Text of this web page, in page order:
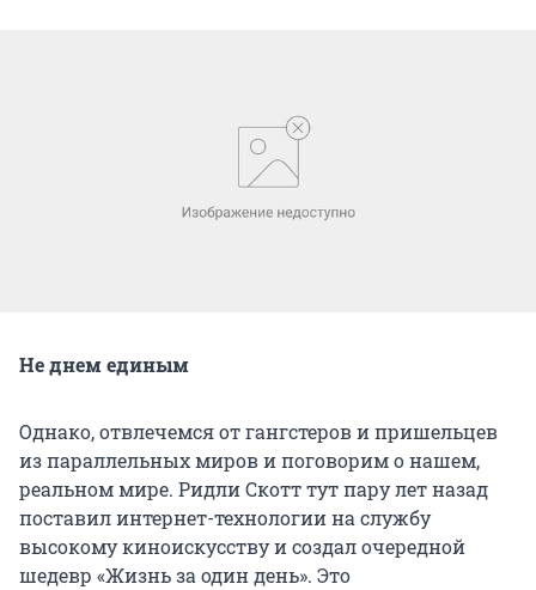
Не днем единым
Однако, отвлечемся от гангстеров и пришельцев
из параллельных миров и поговорим о нашем,
реальном мире. Ридли Скотт тут пару лет назад
поставил интернет-технологии на службу
высокому киноискусству и создал очередной
шедевр «Жизнь за один день». Это